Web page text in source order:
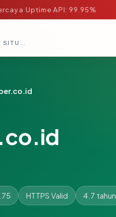
·Uptime API: 99.95%
PERIKSA APAKAH SEBUAH SITUS AMAN, TEPERCAYA, DAN TERVERIFIKASI DALAM HITUNGAN DETIK.
HTTPS Valid 4.7 tahun